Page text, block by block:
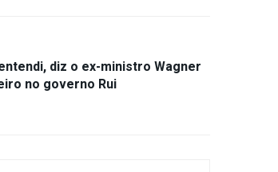
diz o ex-ministro Wagner
no governo Rui